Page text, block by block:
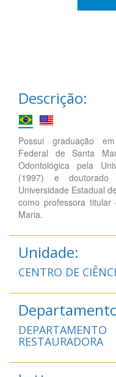
Descrição:
Possui graduação
Federal de Santa
Odontológica pela
(1997) e doutorado
Universidade Estadual
como professora
Maria.
Unidade:
CENTRO DE
RESTAURADORA